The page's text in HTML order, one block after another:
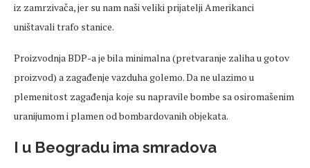
iz zamrzivača, jer su nam naši veliki prijatelji Amerikanci
uništavali trafo stanice.
Proizvodnja BDP-a je bila minimalna (pretvaranje zaliha u gotov
proizvod) a zagađenje vazduha golemo. Da ne ulazimo u
plemenitost zagađenja koje su napravile bombe sa osiromašenim
uranijumom i plamen od bombardovanih objekata.
I u Beogradu ima smradova